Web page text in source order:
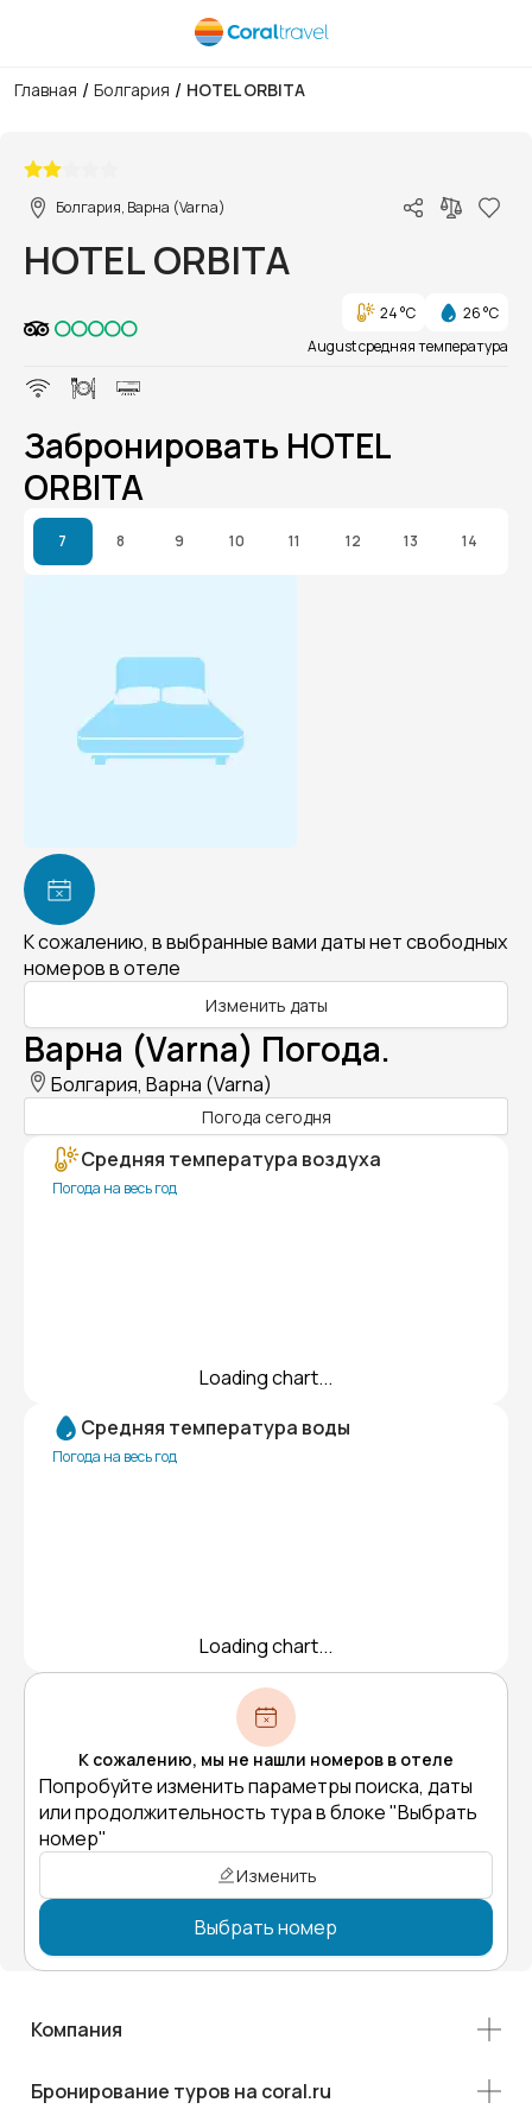
Главная / Болгария / HOTEL ORBITA
Болгария, Варна (Varna)
HOTEL ORBITA
24 °C
26 °C
August средняя температура
Забронировать HOTEL
ORBITA
7 8 9 10 11 12 13 14
К сожалению, в выбранные вами даты нет свободных
номеров в отеле
Изменить даты
Варна (Varna) Погода.
Болгария, Варна (Varna)
Погода сегодня
Средняя температура воздуха
Погода на весь год
Loading chart...
Средняя температура воды
Погода на весь год
Loading chart...
К сожалению, мы не нашли номеров в отеле
Попробуйте изменить параметры поиска, даты
или продолжительность тура в блоке "Выбрать
номер"
Изменить
Выбрать номер
Компания
Бронирование туров на coral.ru